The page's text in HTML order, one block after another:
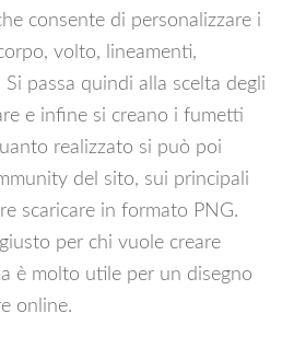
consente di personalizzare i
volto, lineamenti,
passa quindi alla scelta degli
e infine si creano i fumetti
realizzato si può poi
del sito, sui principali
scaricare in formato PNG.
per chi vuole creare
è molto utile per un disegno
online.